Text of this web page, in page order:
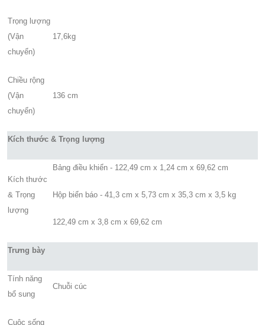
Trọng lượng
(Vận
chuyển)
17,6kg
Chiều rộng
(Vận
chuyển)
136 cm
Kích thước & Trọng lượng
Kích thước
& Trọng
lượng
Bảng điều khiển - 122,49 cm x 1,24 cm x 69,62 cm
Hộp biển báo - 41,3 cm x 5,73 cm x 35,3 cm x 3,5 kg
122,49 cm x 3,8 cm x 69,62 cm
Trưng bày
Tính năng
bổ sung
Chuỗi cúc
Cuộc sống